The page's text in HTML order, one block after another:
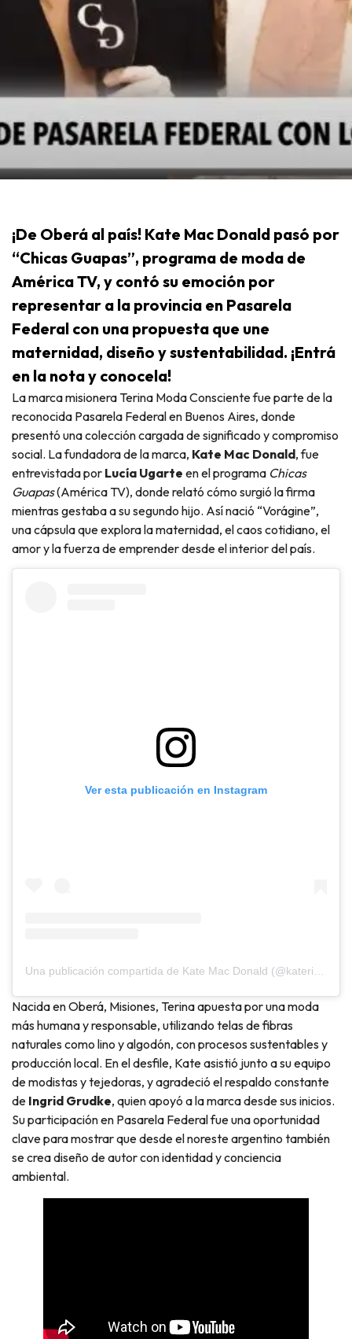
¡De Oberá al país! Kate Mac Donald pasó por
“Chicas Guapas”, programa de moda de
América TV, y contó su emoción por
representar a la provincia en Pasarela
Federal con una propuesta que une
maternidad, diseño y sustentabilidad. ¡Entrá
en la nota y conocela!
La marca misionera Terina Moda Consciente fue parte de la
reconocida Pasarela Federal en Buenos Aires, donde
presentó una colección cargada de significado y compromiso
social. La fundadora de la marca, Kate Mac Donald, fue
entrevistada por Lucía Ugarte en el programa Chicas
Guapas(América TV), donde relató cómo surgió la firma
mientras gestaba a su segundo hijo. Así nació “Vorágine”,
una cápsula que explora la maternidad, el caos cotidiano, el
amor y la fuerza de emprender desde el interior del país.
Ver esta publicación en Instagram
Una publicación compartida de Kate Mac Donald (@katerinnemd)
Nacida en Oberá, Misiones, Terina apuesta por una moda
más humana y responsable, utilizando telas de fibras
naturales como lino y algodón, con procesos sustentables y
producción local. En el desfile, Kate asistió junto a su equipo
de modistas y tejedoras, y agradeció el respaldo constante
de Ingrid Grudke, quien apoyó a la marca desde sus inicios.
Su participación en Pasarela Federal fue una oportunidad
clave para mostrar que desde el noreste argentino también
se crea diseño de autor con identidad y conciencia
ambiental.